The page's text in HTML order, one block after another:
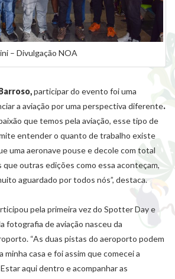
– Divulgação NOA
participar do evento foi uma
a aviação por uma perspectiva diferente.
que temos pela aviação, esse tipo de
entender o quanto de trabalho existe
uma aeronave pouse e decole com total
que outras edições como essa aconteçam,
aguardado por todos nós”, destaca.
pela primeira vez do Spotter Day e
fotografia de aviação nasceu da
“As duas pistas do aeroporto podem
minha casa e foi assim que comecei a
aqui dentro e acompanhar as